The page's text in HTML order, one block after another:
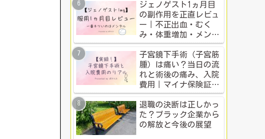
ジェノゲスト1ヵ月目
の副作用を正直レビュ
ー｜不正出血・むく
み・体重増加・メンタ
ル変化まで【体験談】
子宮鏡下手術（子宮筋
腫）は痛い？当日の流
れと術後の痛み、入院
費用｜マイナ保険証・
公的制度で乗り切った
入院体験記全公開
退職の決断は正しかっ
た？ブラック企業から
の解放と今後の展望